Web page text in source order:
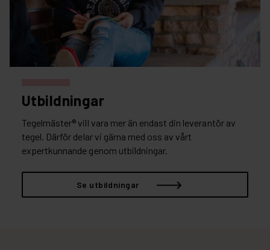
Utbildningar
Tegelmäster® vill vara mer än endast din leverantör av
tegel. Därför delar vi gärna med oss av vårt
expertkunnande genom utbildningar.
Se utbildningar